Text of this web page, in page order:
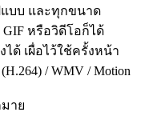
บบ และทุกขนาด
หรือวิดีโอก็ได้
ด้ เผื่อไว้ใช้ครั้งหน้า
/ WMV / Motion
าย